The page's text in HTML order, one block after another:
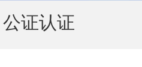
公证认证